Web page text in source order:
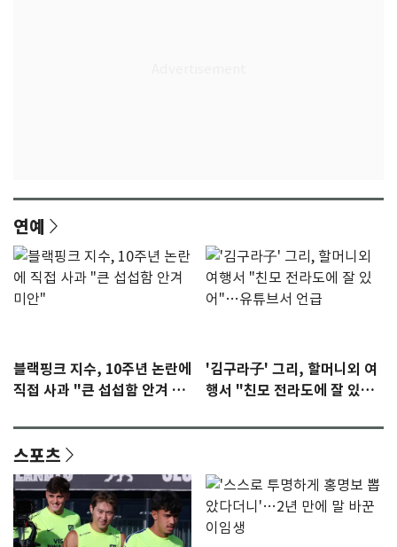
연예
블랙핑크 지수, 10주년 논란에
직접 사과 "큰 섭섭함 안겨 미
'김구라子' 그리, 할머니외 여
행서 "친모 전라도에 잘 있
스포츠